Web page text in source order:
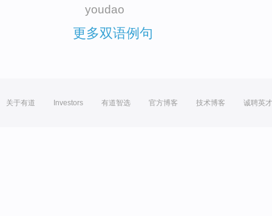
youdao
更多双语例句
关于有道 Investors 有道智选 官方博客 技术博客 诚聘英才